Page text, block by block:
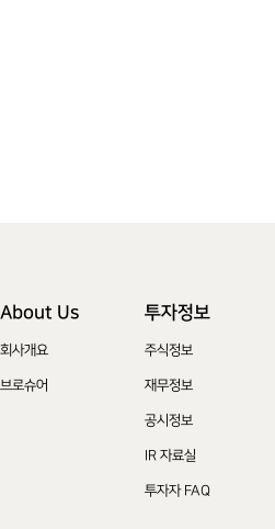
About Us
회사개요
브로슈어
투자정보
주식정보
재무정보
공시정보
IR 자료실
투자자 FAQ